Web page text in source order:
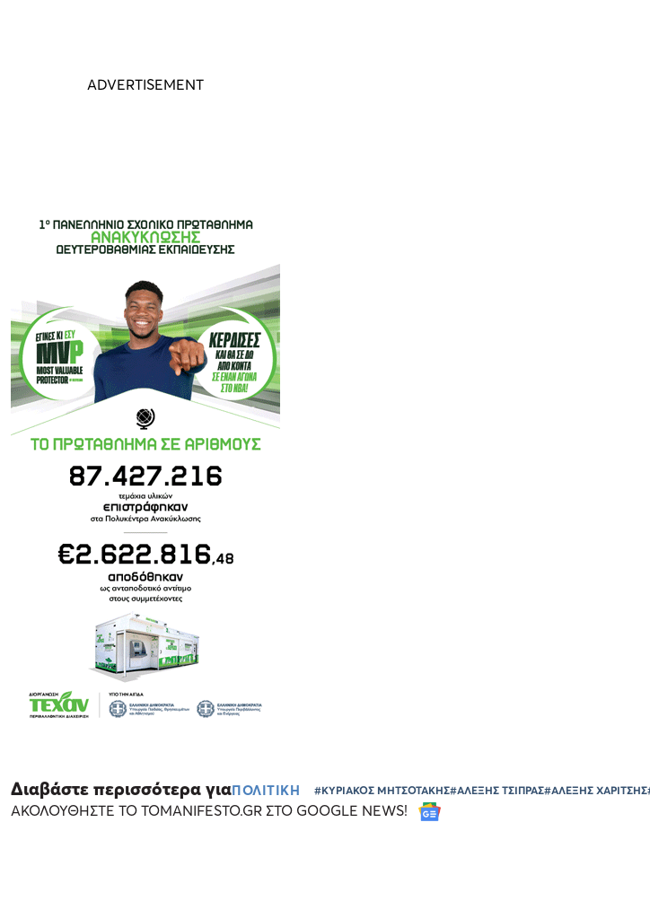
Διαβάστε περισσότερα γιαΠΟΛΙΤΙΚΗ #ΚΥΡΙΑΚΟΣ ΜΗΤΣΟΤΑΚΗΣ#ΑΛΕΞΗΣ ΤΣΙΠΡΑΣ#ΑΛΕΞΗΣ ΧΑΡΙΤΣΗΣ
ΑΚΟΛΟΥΘΗΣΤΕ ΤΟ TOMANIFESTO.GR ΣΤΟ GOOGLE NEWS!